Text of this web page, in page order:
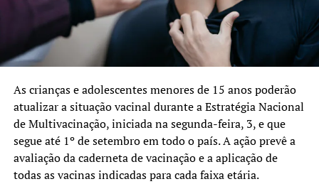
As crianças e adolescentes menores de 15 anos poderão
atualizar a situação vacinal durante a Estratégia Nacional
de Multivacinação, iniciada na segunda-feira, 3, e que
segue até 1º de setembro em todo o país. A ação prevê a
avaliação da caderneta de vacinação e a aplicação de
todas as vacinas indicadas para cada faixa etária.